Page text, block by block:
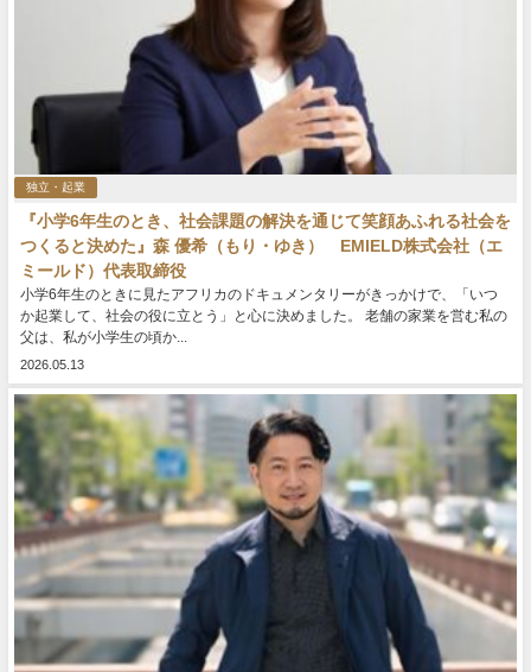
独立・起業
『小学6年生のとき、社会課題の解決を通じて笑顔あふれる社会を
つくると決めた』森 優希（もり・ゆき） EMIELD株式会社（エ
ミールド）代表取締役
小学6年生のときに見たアフリカのドキュメンタリーがきっかけで、「いつ
か起業して、社会の役に立とう」と心に決めました。 老舗の家業を営む私の
父は、私が小学生の頃か...
2026.05.13